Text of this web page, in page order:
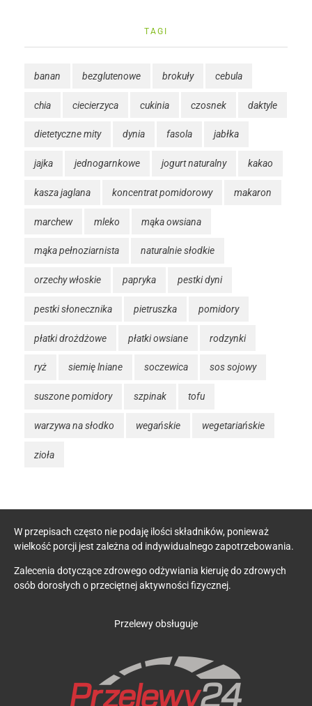
TAGI
banan bezglutenowe brokuły cebula
chia ciecierzyca cukinia czosnek daktyle
dietetyczne mity dynia fasola jabłka
jajka jednogarnkowe jogurt naturalny kakao
kasza jaglana koncentrat pomidorowy makaron
marchew mleko mąka owsiana
mąka pełnoziarnista naturalnie słodkie
orzechy włoskie papryka pestki dyni
pestki słonecznika pietruszka pomidory
płatki drożdżowe płatki owsiane rodzynki
ryż siemię lniane soczewica sos sojowy
suszone pomidory szpinak tofu
warzywa na słodko wegańskie wegetariańskie
zioła
W przepisach często nie podaję ilości składników, ponieważ
wielkość porcji jest zależna od indywidualnego zapotrzebowania.
Zalecenia dotyczące zdrowego odżywiania kieruję do zdrowych
osób dorosłych o przeciętnej aktywności fizycznej.
Przelewy obsługuje